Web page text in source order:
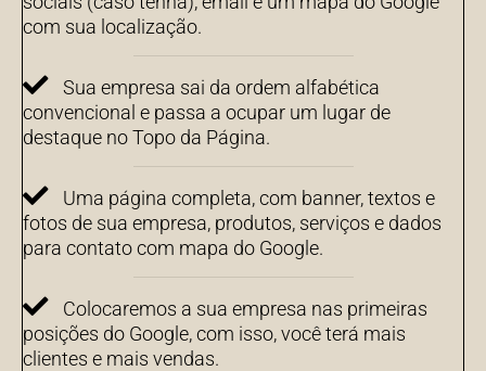
com sua localização.
Sua empresa sai da ordem alfabética
convencional e passa a ocupar um lugar de
destaque no Topo da Página.
Uma página completa, com banner, textos e
fotos de sua empresa, produtos, serviços e dados
para contato com mapa do Google.
Colocaremos a sua empresa nas primeiras
posições do Google, com isso, você terá mais
clientes e mais vendas.